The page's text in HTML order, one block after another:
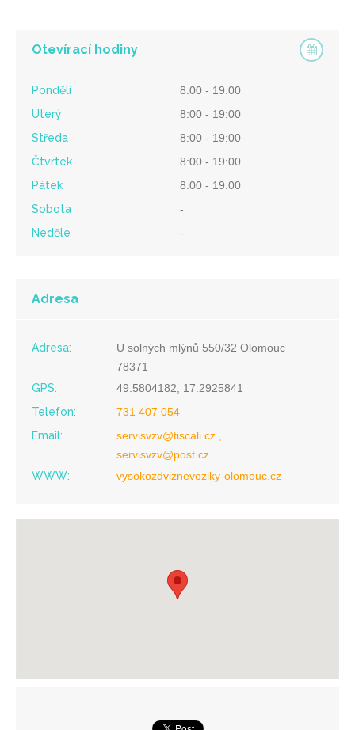
Otevírací hodiny
Pondělí
8:00 - 19:00
Úterý
8:00 - 19:00
Středa
8:00 - 19:00
Čtvrtek
8:00 - 19:00
Pátek
8:00 - 19:00
Sobota
-
Neděle
-
Adresa
Adresa:
U solných mlýnů 550/32 Olomouc
78371
GPS:
49.5804182, 17.2925841
Telefon:
731 407 054
Email:
servisvzv@tiscali.cz ,
servisvzv@post.cz
WWW:
vysokozdviznevoziky-olomouc.cz